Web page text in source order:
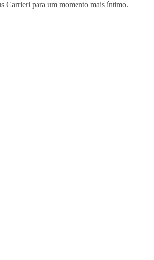
Carrieri para um momento mais íntimo.